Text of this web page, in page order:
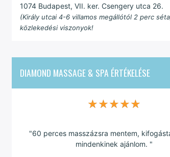
1074 Budapest, VII. ker. Csengery utca 26.
(Király utcai 4-6 villamos megállótól 2 perc
közlekedési viszonyok!
DIAMOND MASSAGE & SPA ÉRTÉKELÉSE
★★★★★
★★★★★
"60 perces masszázsra mentem,
mindenkinek ajánlom. "